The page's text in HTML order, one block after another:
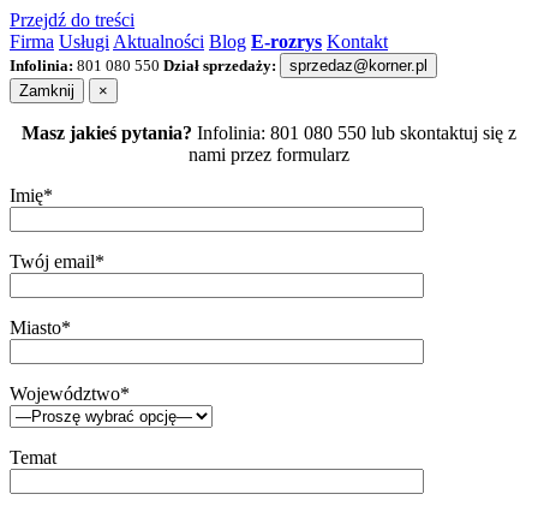
Przejdź do treści
Firma Usługi Aktualności Blog E-rozrys Kontakt
Infolinia: 801 080 550 Dział sprzedaży:
sprzedaz@korner.pl
Zamknij
×
Masz jakieś pytania? Infolinia: 801 080 550 lub skontaktuj się z
nami przez formularz
Imię*
Twój email*
Miasto*
Województwo*
Temat